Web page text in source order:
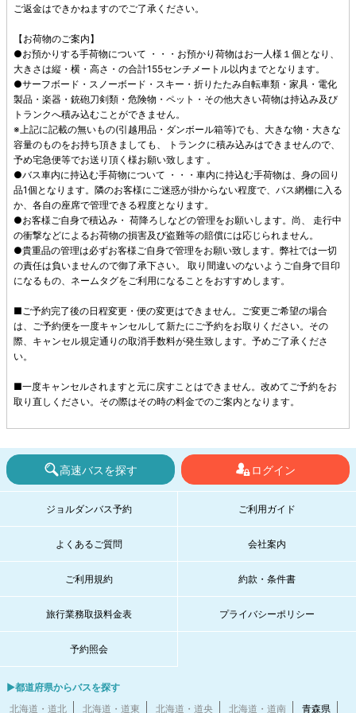
ご返金はできかねますのでご了承ください。
【お荷物のご案内】
●お預かりする手荷物について ・・・お預かり荷物はお一人様１個となり、
大きさは縦・横・高さ・の合計155センチメートル以内までとなります。
●サーフボード・スノーボード・スキー・折りたたみ自転車類・家具・電化
製品・楽器・銃砲刀剣類・危険物・ペット・その他大きい荷物は持込み及び
トランクへ積み込むことができません。
※上記に記載の無いもの(引越用品・ダンボール箱等)でも、大きな物・大きな
容量のものをお持ち頂きましても、 トランクに積み込みはできませんので、
予め宅急便等でお送り頂く様お願い致します 。
●バス車内に持込む手荷物について ・・・車内に持込む手荷物は、身の回り
品1個となります。隣のお客様にご迷惑が掛からない程度で、バス網棚に入る
か、各自の座席で管理できる程度となります。
●お客様ご自身で積込み・ 荷降ろしなどの管理をお願いします。尚、 走行中
の衝撃などによるお荷物の損害及び盗難等の賠償には応じられません。
●貴重品の管理は必ずお客様ご自身で管理をお願い致します。弊社では一切
の責任は負いませんので御了承下さい。 取り間違いのないようご自身で目印
になるもの、ネームタグをご利用になることをおすすめします。
■ご予約完了後の日程変更・便の変更はできません。ご変更ご希望の場合
は、ご予約便を一度キャンセルして新たにご予約をお取りください。その
際、キャンセル規定通りの取消手数料が発生致します。予めご了承くださ
い。
■一度キャンセルされますと元に戻すことはできません。改めてご予約をお
取り直しください。その際はその時の料金でのご案内となります。
高速バスを探す ログイン
ジョルダンバス予約 ご利用ガイド
よくあるご質問 会社案内
ご利用規約 約款・条件書
旅行業務取扱料金表 プライバシーポリシー
予約照会
▶都道府県からバスを探す
北海道・道北
北海道・道東 北海道・道央 北海道・道南 青森県